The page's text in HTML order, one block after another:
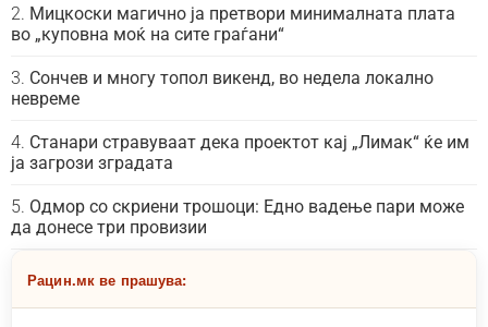
Мицкоски магично ја претвори минималната плата
во „куповна моќ на сите граѓани“
Сончев и многу топол викенд, во недела локално
невреме
Станари стравуваат дека проектот кај „Лимак“ ќе им
ја загрози зградата
Одмор со скриени трошоци: Едно вадење пари може
да донесе три провизии
Рацин.мк ве прашува: